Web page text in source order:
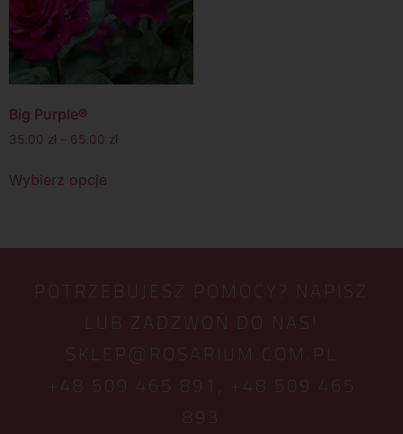
Big Purple®
35.00 zł – 65.00 zł
Wybierz opcje
POTRZEBUJESZ POMOCY? NAPISZ
LUB ZADZWOŃ DO NAS!
SKLEP@ROSARIUM.COM.PL
+48 509 465 891,
+48 509 465
893